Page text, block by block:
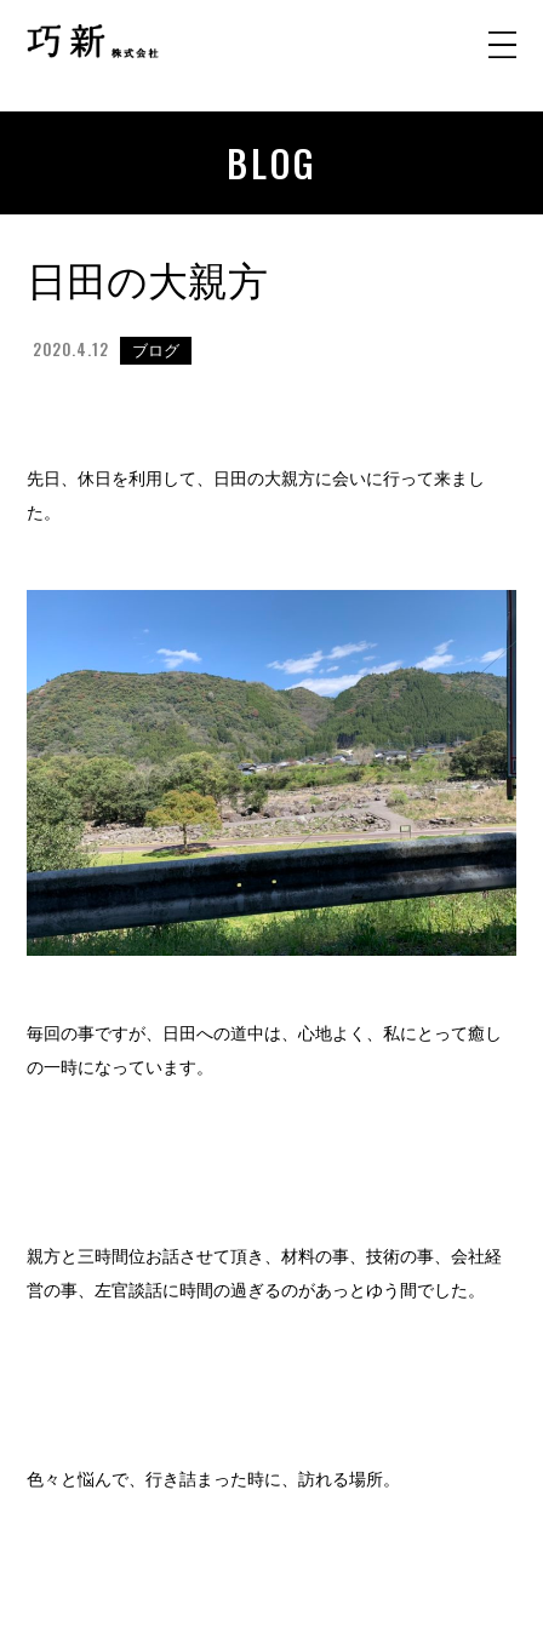
BLOG
日田の大親方
2020.4.12 ブログ
先日、休日を利用して、日田の大親方に会いに行って来まし
た。
毎回の事ですが、日田への道中は、心地よく、私にとって癒し
の一時になっています。
親方と三時間位お話させて頂き、材料の事、技術の事、会社経
営の事、左官談話に時間の過ぎるのがあっとゆう間でした。
色々と悩んで、行き詰まった時に、訪れる場所。